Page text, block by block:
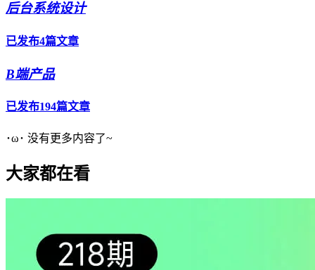
后台系统设计
已发布4篇文章
B端产品
已发布194篇文章
･ω･ 没有更多内容了~
大家都在看